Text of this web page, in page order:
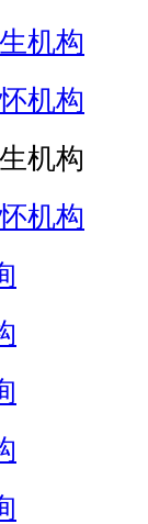
机构
机构
机构
机构